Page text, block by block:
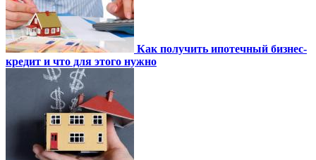
Как получить ипотечный бизнес-
кредит и что для этого нужно